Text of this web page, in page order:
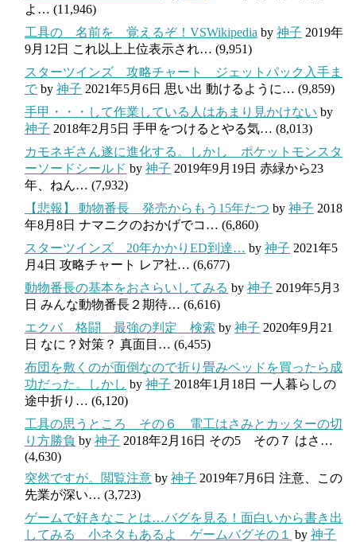
よ… (11,946)
工具の 名前を 覚えるぞ！VSWikipedia by 神子 2019年
9月12日 これ以上上位表示され… (9,951)
スターツインズ 攻略チャート ジェットパック入手ま
で by 神子 2021年5月6日 思い出 動けるように… (9,859)
手甲・・・して作業している人はあまり見かけない by
神子 2018年2月5日 手甲をつけるとやる気… (8,013)
カモネギさん遂に進化する。しかし ポケットモンスタ
ーソードシールド by 神子 2019年9月19日 赤緑から23
年、ねん… (7,932)
【悲報】 動物番長 発売からもう15年たつ by 神子 2018
年8月8日 ナマニクのおかげでコ… (6,860)
スターツインズ 20年かかりED到達… by 神子 2021年5
月4日 攻略チャート レア社… (6,677)
動物番長の基本をおさらいしてみる by 神子 2019年5月3
日 みんな動物番長２期待… (6,616)
エクバ 格闘 最強の判定 検索 by 神子 2020年9月21
日 なに？対策？ 真面目… (6,455)
布団を敷くのが面倒なので折り畳みベッドを買ったら成
功だった。しかし by 神子 2018年1月18日 一人暮らしの
途中折り… (6,120)
工具の思うところ その６ 電工はさみとカッターの切
り方勝負 by 神子 2018年2月16日 その5 その７ はさ…
(4,630)
突然ですが。閲覧注意 by 神子 2019年7月6日 注意、この
先業が深い… (3,723)
ゲームで好きなことは…バグを見る！面白いから書き出
してみる 小ネタもあるよ ゲームバグその１
by 神子